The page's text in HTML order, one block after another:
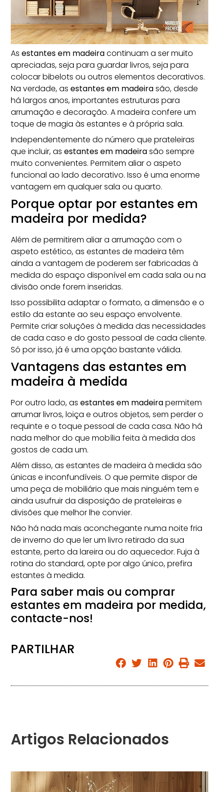
Asestantes em madeiracontinuam a ser muito
apreciadas, seja para guardar livros, seja para
colocar bibelots ou outros elementos decorativos.
Na verdade, asestantes em madeirasão, desde
há largos anos, importantes estruturas para
arrumação e decoração. A madeira confere um
toque de magia às estantes e à própria sala.
Independentemente do número que prateleiras
que incluir, asestantes em madeirasão sempre
muito convenientes. Permitem aliar o aspeto
funcional ao lado decorativo. Isso é uma enorme
vantagem em qualquer sala ou quarto.
Porque optar por estantes em
madeira por medida?
Além de permitirem aliar a arrumação com o
aspeto estético, as estantes de madeira têm
ainda avantagem de poderem ser fabricadas à
medida do espaço disponível em cada sala ou na
divisão onde forem inseridas.
Isso possibilita adaptar o formato, a dimensão e o
estilo da estante ao seu espaço envolvente.
Permite criar soluções à medida das necessidades
de cada caso e do gosto pessoal de cada cliente.
Só por isso, já é uma opção bastante válida.
Vantagens das estantes em
madeira à medida
Por outro lado, asestantes em madeirapermitem
arrumar livros, loiça e outros objetos, sem perder o
requinte e o toque pessoal de cada casa. Não há
nada melhor do que mobília feita à medida dos
gostos de cada um.
Além disso, as estantes de madeira à medida são
únicas e inconfundíveis. O que permite dispor de
uma peça de mobiliário que mais ninguém tem e
ainda usufruir da disposição de prateleiras e
divisões que melhor lhe convier.
Não há nada mais aconchegante numa noite fria
de inverno do que ler um livro retirado da sua
estante, perto da lareira ou do aquecedor. Fuja à
rotina dostandard, opte por algo único, prefira
estantes à medida.
Para saber mais ou comprar
estantes em madeira por medida,
contacte-nos!
PARTILHAR
Artigos Relacionados